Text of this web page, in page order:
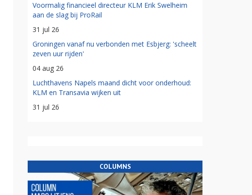
Voormalig financieel directeur KLM Erik Swelheim
aan de slag bij ProRail
31 jul 26
Groningen vanaf nu verbonden met Esbjerg: 'scheelt
zeven uur rijden'
04 aug 26
Luchthavens Napels maand dicht voor onderhoud:
KLM en Transavia wijken uit
31 jul 26
COLUMNS